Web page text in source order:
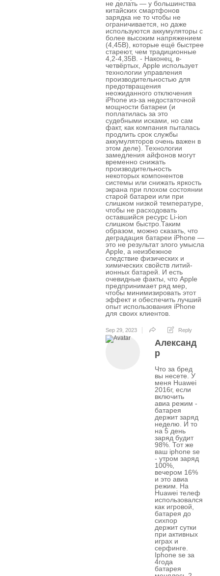
не делать — у большинства
китайских смартфонов
зарядка не то чтобы не
ограничивается, но даже
используются аккумуляторы с
более высоким напряжением
(4,45В), которые ещё быстрее
стареют, чем традиционные
4,2-4,35В. - Наконец, в-
четвёртых, Apple использует
технологии управления
производительностью для
предотвращения
неожиданного отключения
iPhone из-за недостаточной
мощности батареи (и
поплатилась за это
судебными исками, но сам
факт, как компания пыталась
продлить срок службы
аккумуляторов очень важен в
этом деле). Технологии
замедления айфонов могут
временно снижать
производительность
некоторых компонентов
системы или снижать яркость
экрана при плохом состоянии
старой батареи или при
слишком низкой температуре,
чтобы не расходовать
оставшийся ресурс Li-ion
слишком быстро.Таким
образом, можно сказать, что
деградация батареи iPhone —
это не результат злого умысла
Apple, а неизбежное
следствие физических и
химических свойств литий-
ионных батарей. И есть
очевидные факты, что Apple
предпринимает ряд мер,
чтобы минимизировать этот
эффект и обеспечить лучший
опыт использования iPhone
для своих клиентов.
Sep 29, 2023 Reply
Александ
р
Что за бред
вы несете. У
меня Huawei
2016г, если
включить
авиа режим -
батарея
держит заряд
неделю. И то
на 5 день
заряд будит
98%. Тот же
ваш iphone se
- утром заряд
100%,
вечером 16%
и это авиа
режим. На
Huawei телеф
использовался
как игровой,
батарея до
сихпор
держит сутки
при активных
играх и
серфинге.
Iphone se за
4года
батарея